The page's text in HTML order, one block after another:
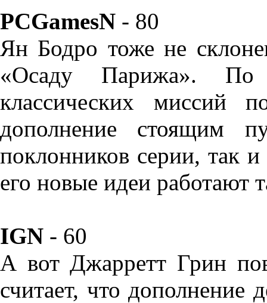
PCGamesN - 80
Ян Бодро тоже не
«Осаду Парижа». По
классических миссий
дополнение стоящим
поклонников серии, так
его новые идеи работают
IGN - 60
А вот Джарретт Грин
считает, что дополнение